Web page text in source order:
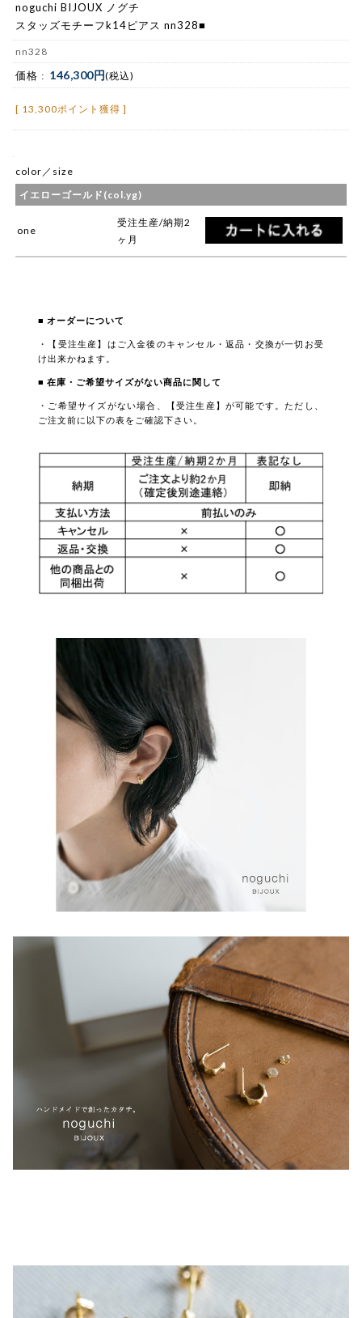
noguchi BIJOUX ノグチ
スタッズモチーフk14ピアス nn328■
nn328
価格 : 146,300円(税込)
[ 13,300ポイント獲得 ]
color／size
イエローゴールド(col.yg)
one
受注生産/納期2
ヶ月
■ オーダーについて
・【受注生産】はご入金後のキャンセル・返品・交換が一切お受
け出来かねます。
■ 在庫・ご希望サイズがない商品に関して
・ご希望サイズがない場合、【受注生産】が可能です。ただし、
ご注文前に以下の表をご確認下さい。